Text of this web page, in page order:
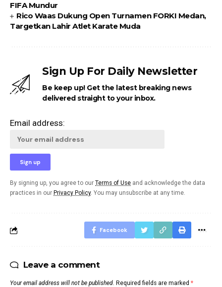
FIFA Mundur
Rico Waas Dukung Open Turnamen FORKI Medan,
Targetkan Lahir Atlet Karate Muda
Sign Up For Daily Newsletter
Be keep up! Get the latest breaking news
delivered straight to your inbox.
Email address:
By signing up, you agree to our Terms of Use and acknowledge the data
practices in our Privacy Policy. You may unsubscribe at any time.
Facebook
Leave a comment
Your email address will not be published. Required fields are marked *